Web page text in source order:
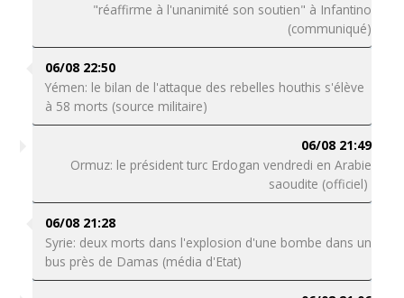
"réaffirme à l'unanimité son soutien" à Infantino
(communiqué)
06/08 22:50
Yémen: le bilan de l'attaque des rebelles houthis s'élève
à 58 morts (source militaire)
06/08 21:49
Ormuz: le président turc Erdogan vendredi en Arabie
saoudite (officiel)
06/08 21:28
Syrie: deux morts dans l'explosion d'une bombe dans un
bus près de Damas (média d'Etat)